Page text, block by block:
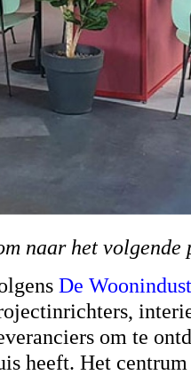
naar het
De
om te
heeft. Het